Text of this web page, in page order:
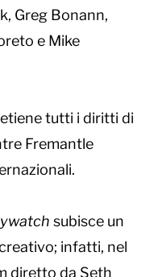
Greg Bonann,
e Mike
tutti i diritti di
Fremantle
subisce un
infatti, nel
diretto da Seth